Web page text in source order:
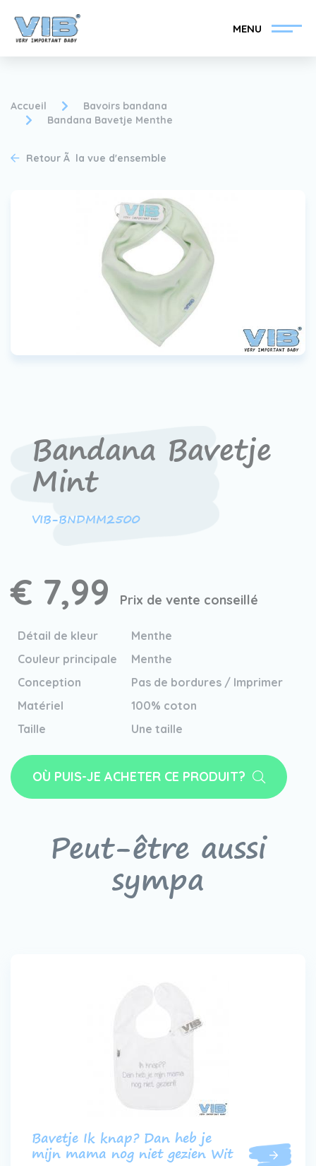
MENU
Devenir un revendeur
Sur le VIB®
Trouvez votre
revendeur VIB®
Devenir un revendeur
VIB®
Accueil
Bavoirs bandana
Bandana Bavetje Menthe
Retour Ã la vue d'ensemble
Bandana Bavetje
Mint
VIB-BNDMM2500
€ 7,99 Prix de vente conseillé
Détail de kleur
Menthe
Couleur principale
Menthe
Conception
Pas de bordures / Imprimer
Matériel
100% coton
Taille
Une taille
OÙ PUIS-JE ACHETER CE PRODUIT?
Peut-être aussi
sympa
Bavetje Ik knap? Dan heb je
mijn mama nog niet gezien Wit